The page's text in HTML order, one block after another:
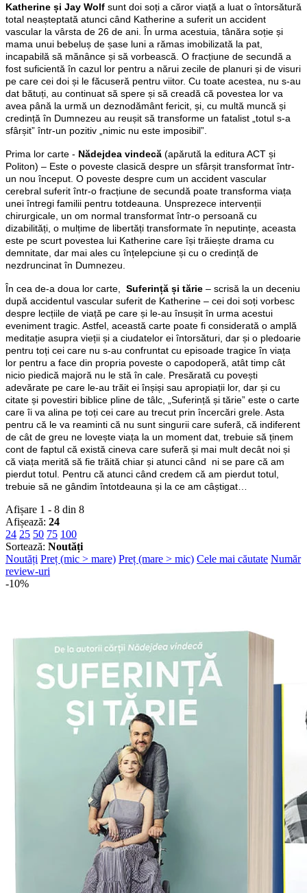
Katherine și Jay Wolf sunt doi soți a căror viață a luat o întorsătură
total neașteptată atunci când Katherine a suferit un accident
vascular la vârsta de 26 de ani. În urma acestuia, tânăra soție și
mama unui bebeluș de șase luni a rămas imobilizată la pat,
incapabilă să mănânce și să vorbească. O fracțiune de secundă a
fost suficientă în cazul lor pentru a nărui zecile de planuri și de visuri
pe care cei doi și le făcuseră pentru viitor. Cu toate acestea, nu s-au
dat bătuți, au continuat să spere și să creadă că povestea lor va
avea până la urmă un deznodământ fericit, și, cu multă muncă și
credință în Dumnezeu au reușit să transforme un fatalist „totul s-a
sfârșit” într-un pozitiv „nimic nu este imposibil”.
Prima lor carte - Nădejdea vindecă (apărută la editura ACT și
Politon) – Este o poveste clasică despre un sfârșit transformat într-
un nou început. O poveste despre cum un accident vascular
cerebral suferit într-o fracțiune de secundă poate transforma viața
unei întregi familii pentru totdeauna. Unsprezece intervenții
chirurgicale, un om normal transformat într-o persoană cu
dizabilități, o mulțime de libertăți transformate în neputințe, aceasta
este pe scurt povestea lui Katherine care își trăiește drama cu
demnitate, dar mai ales cu înțelepciune și cu o credință de
nezdruncinat în Dumnezeu.
În cea de-a doua lor carte, Suferință și tărie – scrisă la un deceniu
după accidentul vascular suferit de Katherine – cei doi soți vorbesc
despre lecțiile de viață pe care și le-au însușit în urma acestui
eveniment tragic. Astfel, această carte poate fi considerată o amplă
meditație asupra vieții și a ciudatelor ei întorsături, dar și o pledoarie
pentru toți cei care nu s-au confruntat cu episoade tragice în viața
lor pentru a face din propria poveste o capodoperă, atât timp cât
nicio piedică majoră nu le stă în cale. Presărată cu povești
adevărate pe care le-au trăit ei înșiși sau apropiații lor, dar și cu
citate și povestiri biblice pline de tâlc, „Suferință și tărie” este o carte
care îi va alina pe toți cei care au trecut prin încercări grele. Asta
pentru că le va reaminti că nu sunt singurii care suferă, că indiferent
de cât de greu ne lovește viața la un moment dat, trebuie să ținem
cont de faptul că există cineva care suferă și mai mult decât noi și
că viața merită să fie trăită chiar și atunci când ni se pare că am
pierdut totul. Pentru că atunci când credem că am pierdut totul,
trebuie să ne gândim întotdeauna și la ce am câștigat…
Afișare 1 - 8 din 8
Afișează: 24
24 25 50 75 100
Sortează: Noutăți
Noutăți Preț (mic > mare) Preț (mare > mic) Cele mai căutate Număr
review-uri
-10%